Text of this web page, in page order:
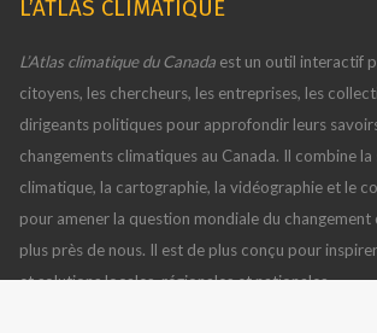
L’ATLAS CLIMATIQUE
L’Atlas climatique du Canada est un outil interactif
citoyens, les chercheurs, les entreprises, les
dirigeants politiques pour approfondir leurs
changements climatiques au Canada. Il combine la
climatique, la cartographie, la vidéographie et le
pour amener la question mondiale du
plus près de nous. Il est de plus conçu pour
et solutions locales, régionales et nationales.